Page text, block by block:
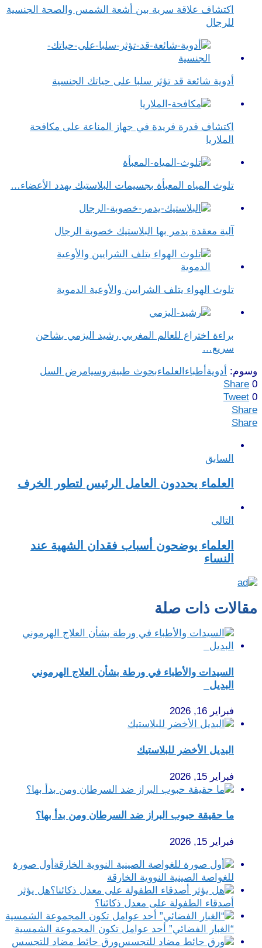
اكتشاف علاقة سرية بين أشعة الشمس والصحة الجنسية
للرجال
أدوية شائعة قد تؤثر سلبا على حياتك الجنسية
اكتشاف قدرة فريدة في جهاز المناعة على مكافحة
الملاريا
تلوث المياه المعبأة بجسيمات البلاستيك يهدد الأعضاء…
آلية معقدة يدمر بها البلاستيك خصوبة الرجال
تلوث الهواء يتلف الشرايين والأوعية الدموية
براءة اختراع للعالم المغربي رشيد اليزمي بشاحن
سريع…
وسوم: أدوية أطباء العلماءبحوث طبيةروسيامرض السل
Share 0
Tweet 0
Share
Share
السابق
العلماء يحددون العامل الرئيس لتطور الخرف
التالى
العلماء يوضحون أسباب فقدان الشهية عند
النساء
مقالات ذات صلة
السيدات والأطباء في ورطة بشأن العلاج الهرموني
البديل
فبراير 16, 2026
البديل الأخضر للبلاستيك
فبراير 15, 2026
ما حقيقة حبوب البراز ضد السرطان ومن بدأ بها؟
فبراير 15, 2026
أول صورة
للغواصة الصينية النووية الخارقة‎
هل يؤثر
أصدقاء الطفولة على معدل ذكائنا؟
“الغبار الفضائي” أحد عوامل تكون المجموعة الشمسية
ورق حائط مضاد للتجسس